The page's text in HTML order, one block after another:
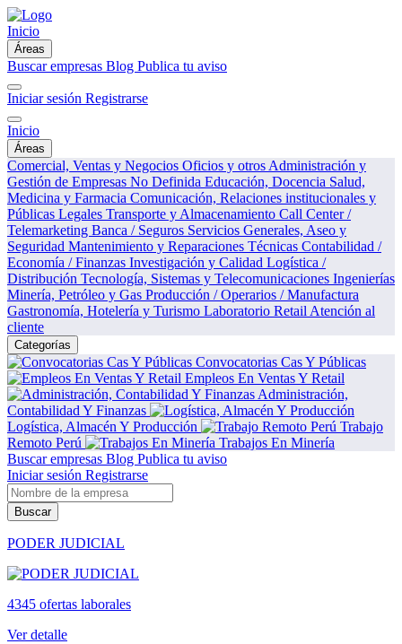
Inicio
Áreas
Buscar empresas Blog Publica tu aviso
Iniciar sesión Registrarse
Inicio
Áreas
Comercial, Ventas y Negocios Oficios y otros Administración y
Gestión de Empresas No Definida Educación, Docencia Salud,
Medicina y Farmacia Comunicación, Relaciones institucionales y
Públicas Legales Transporte y Almacenamiento Call Center /
Telemarketing Banca / Seguros Servicios Generales, Aseo y
Seguridad Mantenimiento y Reparaciones Técnicas Contabilidad /
Economía / Finanzas Investigación y Calidad Logística /
Distribución Tecnología, Sistemas y Telecomunicaciones Ingenierías
Minería, Petróleo y Gas Producción / Operarios / Manufactura
Gastronomía, Hotelería y Turismo Laboratorio Retail Atención al
cliente
Categorías
Convocatorias Cas Y Públicas
Empleos En Ventas Y Retail
Administración,
Contabilidad Y Finanzas
Logística, Almacén Y Producción
Trabajo
Remoto Perú
Trabajos En Minería
Buscar empresas Blog Publica tu aviso
Iniciar sesión Registrarse
Buscar
PODER JUDICIAL
4345 ofertas laborales
Ver detalle